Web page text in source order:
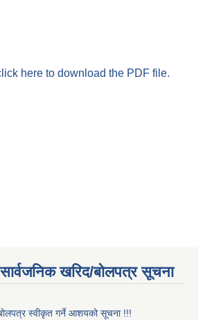
here to download the PDF file.
सार्वजनिक खरिद/बोलपत्र सूचना
स्वीकृत गर्ने आशयको सूचना !!!